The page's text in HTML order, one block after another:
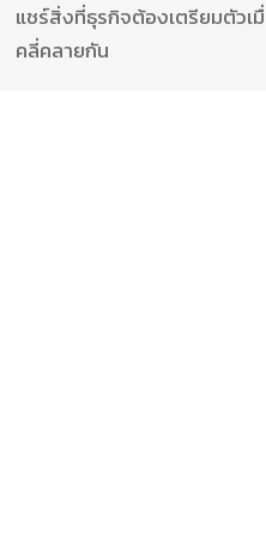
แชร์สิ่งที่ธุรกิจต้องเตรียมตัวเ
คลี่คลายกัน